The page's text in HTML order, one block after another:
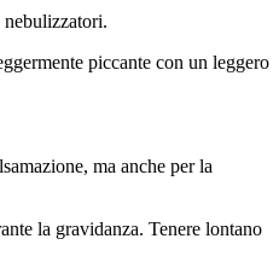
piccante con un leggero
ma anche per la
la gravidanza. Tenere lontano